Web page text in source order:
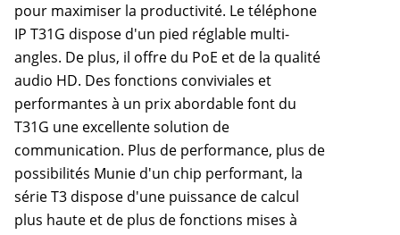
pour maximiser la productivité. Le téléphone
IP T31G dispose d'un pied réglable multi-
angles. De plus, il offre du PoE et de la qualité
audio HD. Des fonctions conviviales et
performantes à un prix abordable font du
T31G une excellente solution de
communication. Plus de performance, plus de
possibilités Munie d'un chip performant, la
série T3 dispose d'une puissance de calcul
plus haute et de plus de fonctions mises à